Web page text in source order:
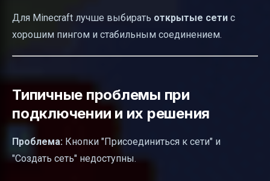
Для Minecraft лучше выбирать открытые сети с
хорошим пингом и стабильным соединением.
Типичные проблемы при
подключении и их решения
Проблема: Кнопки "Присоединиться к сети" и
"Создать сеть" недоступны.